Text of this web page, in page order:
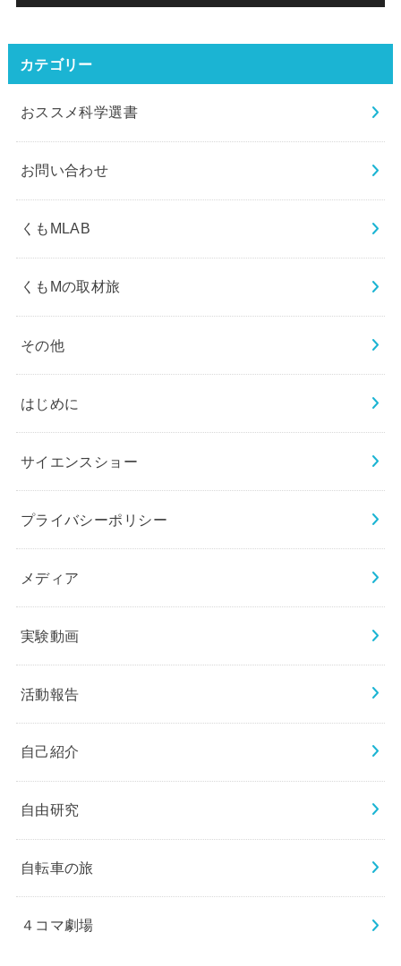
カテゴリー
おススメ科学選書
お問い合わせ
くもMLAB
くもMの取材旅
その他
はじめに
サイエンスショー
プライバシーポリシー
メディア
実験動画
活動報告
自己紹介
自由研究
自転車の旅
４コマ劇場